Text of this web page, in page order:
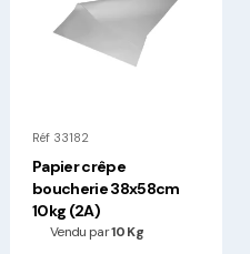
Réf 33182
Papier crêpe
boucherie 38x58cm
10kg (2A)
Vendu par10 Kg